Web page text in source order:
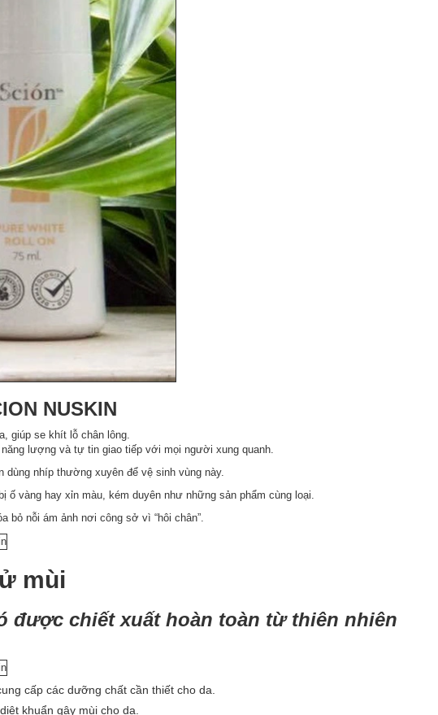
NUSKIN
giúp se khít lỗ chân lông.
lượng và tự tin giao tiếp với mọi người xung quanh.
dùng nhíp thường xuyên để vệ sinh vùng này.
ố vàng hay xỉn màu, kém duyên như những sản phẩm cùng loại.
bỏ nỗi ám ảnh nơi công sở vì “hôi chân”.
mùi
được chiết xuất hoàn toàn từ thiên nhiên
cấp các dưỡng chất cần thiết cho da.
khuẩn gây mùi cho da.